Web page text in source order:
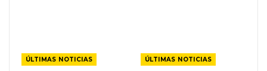
ÚLTIMAS NOTICIAS ÚLTIMAS NOTICIAS